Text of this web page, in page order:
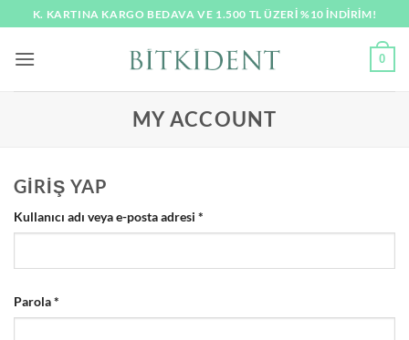
İçeriğe
atla
K. KARTINA KARGO BEDAVA VE 1.500 TL ÜZERI %10 İNDİRİM!
0
MY ACCOUNT
GIRIŞ YAP
Kullanıcı adı veya e-posta adresi *
Parola*